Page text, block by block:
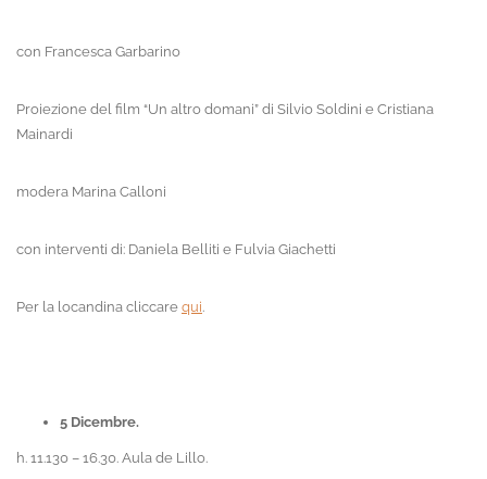
con Francesca Garbarino
Proiezione del film “Un altro domani” di Silvio Soldini e Cristiana
Mainardi
modera Marina Calloni
con interventi di: Daniela Belliti e Fulvia Giachetti
Per la locandina cliccarequi.
5 Dicembre.
h. 11.130 – 16.30. Aula de Lillo.